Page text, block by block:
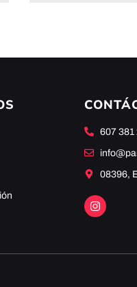
607 381
08396,